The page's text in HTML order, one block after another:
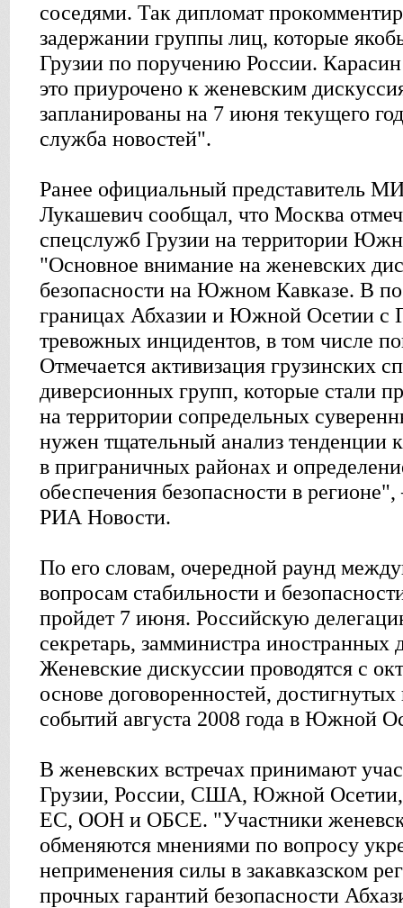
соседями. Так дипломат
задержании группы лиц, которые
Грузии по поручению России.
это приурочено к женевским
запланированы на 7 июня текущего
служба новостей".
Ранее официальный представитель
Лукашевич сoобщал, что Москва
спецслужб Грузии на территории
"Основное внимание на женевских
безопасности на Южном Кавказе. В
границах Абхазии и Южной Осетии с
тревожных инцидентов, в том числе
Отмечается активизация грузинских
диверсионных групп, которые стали
на территории сопредельных
нужен тщательный анализ тенденции
в приграничных районах и
обеспечения безопасности в
РИА Новости.
По его словам, очередной раунд
вопросам стабильности и
пройдет 7 июня. Российскую
секретарь, замминистра иностранных
Женевские дискуссии проводятся с
основе договоренностей,
событий августа 2008 года в Южной
В женевских встречах принимают
Грузии, России, США, Южной Осетии,
ЕС, ООН и ОБСЕ. "Участники
обменяются мнениями по вопросу
неприменения силы в закавказском
прочных гарантий безопасности